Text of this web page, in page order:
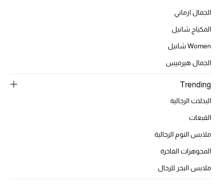
عرض جميع المنتجات
خصومات
ما وصلنا حديثاً
الموسم الجديد
ركن أناقة المنتجعات
حصريًا عبر الإنترنت
الجمال ارماني
المكياج شانيل
Women شانيل
الجمال هيرميس
Trending
البدلات الرجالية
القبعات
ملابس النوم الرجالية
المجوهرات الفاخرة
ملابس البحر للرجال